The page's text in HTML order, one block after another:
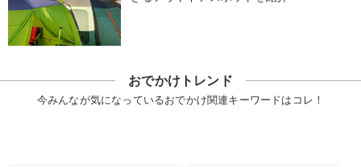
おでかけトレンド
今みんなが気になっているおでかけ関連キーワードはコレ！